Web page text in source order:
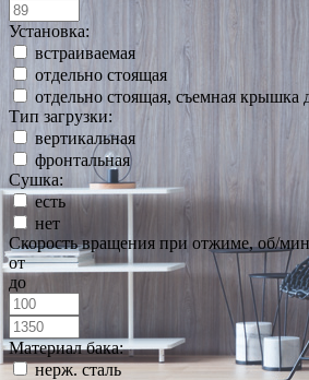
Установка:
встраиваемая
отдельно стоящая
отдельно стоящая, съемная крышка
Тип загрузки:
вертикальная
фронтальная
Сушка:
есть
нет
Скорость вращения при отжиме, об/
от
до
Материал бака:
нерж. сталь